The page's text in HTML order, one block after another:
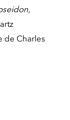
,
de Charles